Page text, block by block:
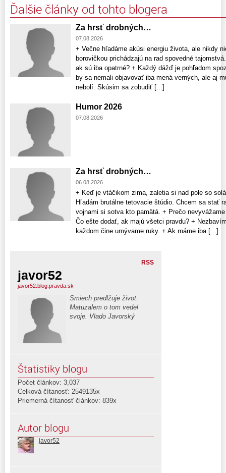
Ďalšie články od tohto blogera
Za hrsť drobných…
07.08.2026
+ Večne hľadáme akúsi energiu života, ale nikdy
borovičkou prichádzajú na rad spovedné
ak sú iba opatrné? + Každý dážď je pohľadom
by sa nemali objavovať iba mená verných, ale aj
nebolí. Skúsim sa zobudiť [...]
Humor 2026
07.08.2026
Za hrsť drobných…
06.08.2026
+ Keď je vtáčikom zima, zaletia si nad pole so
Hľadám brutálne tetovacie štúdio. Chcem sa stať
vojnami si sotva kto pamätá. + Prečo
Čo ešte dodať, ak majú všetci pravdu? +
každom čine umývame ruky. + Ak máme iba [...]
RSS
javor52
javor52.blog.pravda.sk
Smiech predlžuje život.
Matuzalem o tom vedel
svoje. Vlado Javorský
Štatistiky blogu
Počet článkov: 3,037
Celková čítanosť: 2549135x
Priemerná čítanosť článkov: 839x
Autor blogu
javor52